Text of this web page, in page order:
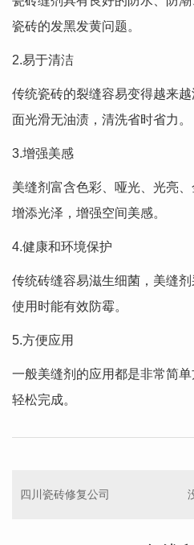
瓷砖的发黑发黄问题。
2.易于清洁
传统瓷砖的裂缝容易变得越来
面光滑无油渍，清洗省时省力。
3.增强美感
美缝剂富含色彩、哑光、光亮
增添光泽，增强空间美感。
4.健康和环境保护
传统砖缝容易滋生细菌，美缝
使用时能有效防霉。
5.方便应用
一般美缝剂的应用都是非常简
轻松完成。
四川瓷砖修复公司